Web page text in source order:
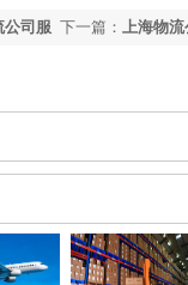
下一篇： 上海物
公司服